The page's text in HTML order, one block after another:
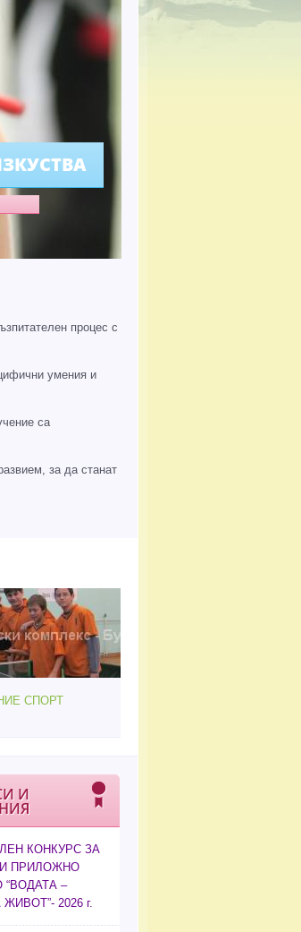
процес с
умения и
са
за да станат
СПОРТ
И
КОНКУРС ЗА
ПРИЛОЖНО
“ВОДАТА –
2026 г.